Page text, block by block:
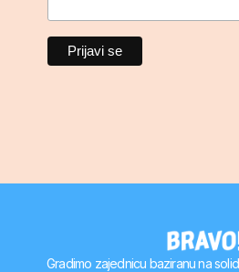
Gradimo zajednicu baziranu na